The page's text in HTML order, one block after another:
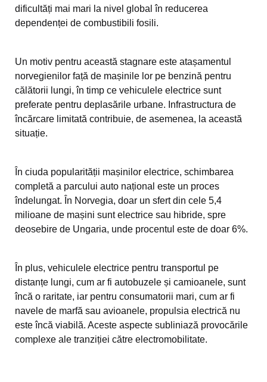
dificultăți mai mari la nivel global în reducerea
dependenței de combustibili fosili.
Un motiv pentru această stagnare este atașamentul
norvegienilor față de mașinile lor pe benzină pentru
călătorii lungi, în timp ce vehiculele electrice sunt
preferate pentru deplasările urbane. Infrastructura de
încărcare limitată contribuie, de asemenea, la această
situație.
În ciuda popularității mașinilor electrice, schimbarea
completă a parcului auto național este un proces
îndelungat. În Norvegia, doar un sfert din cele 5,4
milioane de mașini sunt electrice sau hibride, spre
deosebire de Ungaria, unde procentul este de doar 6%.
În plus, vehiculele electrice pentru transportul pe
distanțe lungi, cum ar fi autobuzele și camioanele, sunt
încă o raritate, iar pentru consumatorii mari, cum ar fi
navele de marfă sau avioanele, propulsia electrică nu
este încă viabilă. Aceste aspecte subliniază provocările
complexe ale tranziției către electromobilitate.